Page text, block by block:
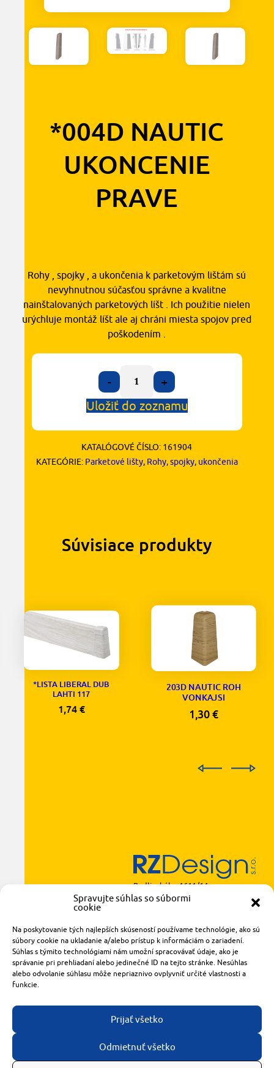
Spravujte súhlas so súbormi
cookie
Na poskytovanie tých najlepších skúseností používame technológie, ako sú
súbory cookie na ukladanie a/alebo prístup k informáciám o zariadení.
Súhlas s týmito technológiami nám umožní spracovávať údaje, ako je
správanie pri prehliadaní alebo jedinečné ID na tejto stránke. Nesúhlas
alebo odvolanie súhlasu môže nepriaznivo ovplyvniť určité vlastnosti a
funkcie.
Prijať všetko
Odmietnuť všetko
*004D NAUTIC
UKONCENIE
PRAVE
Rohy , spojky , a ukončenia k parketovým lištám sú
nevyhnutnou súčasťou správne a kvalitne
nainštalovaných parketových líšt . Ich použitie nielen
urýchluje montáž líšt ale aj chráni miesta spojov pred
poškodením .
-
+
Uložiť do zoznamu
KATALÓGOVÉ ČÍSLO: 161904
KATEGÓRIE: Parketové lišty, Rohy, spojky, ukončenia
Súvisiace produkty
*LISTA LIBERAL DUB
LAHTI 117
1,74 €
203D NAUTIC ROH
VONKAJSI
1,30€
Radlinského 1611/14
921 01 Piešťany
+421 905 119 087
made with
bytomashalo.com